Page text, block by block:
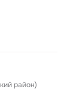
район)